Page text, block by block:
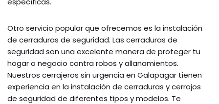
Otro servicio popular que ofrecemos es la instalación
de cerraduras de seguridad. Las cerraduras de
seguridad son una excelente manera de proteger tu
hogar o negocio contra robos y allanamientos.
Nuestros cerrajeros sin urgencia en Galapagar tienen
experiencia en la instalación de cerraduras y cerrojos
de seguridad de diferentes tipos y modelos. Te